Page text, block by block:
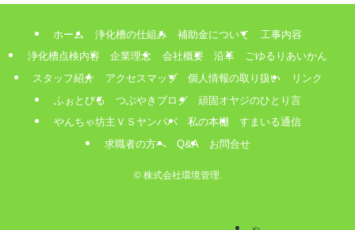
ホーム 浄化槽の仕組み 補助金について
工事内容
浄化槽点検内容
企業理念 会社概要 沿革
ごゆるりあいかん
スタッフ紹介
アクセスマップ 個人情報の取り扱い
リンク
ふぉとびる
つぶやきブログ
頑固オヤジのひとり言
やんちゃ坊主ＶＳヤンパパ
私の本棚
すまいる通信
求職者の方へ
Q&A お問合せ
©株式会社環境管理.